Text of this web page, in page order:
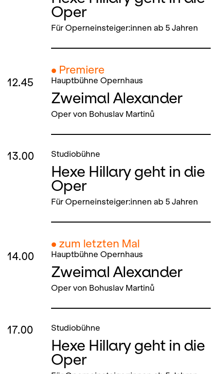
Oper
Für Operneinsteiger:innen ab 5 Jahren
● Premiere
12.45
Hauptbühne Opernhaus
Zweimal Alexander
Oper von Bohuslav Martinů
13.00 Studiobühne
Hexe Hillary geht in die
Oper
Für Operneinsteiger:innen ab 5 Jahren
● zum letzten Mal
14.00
Hauptbühne Opernhaus
Zweimal Alexander
Oper von Bohuslav Martinů
17.00 Studiobühne
Hexe Hillary geht in die
Oper